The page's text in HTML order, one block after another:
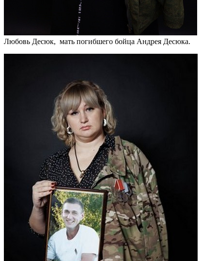
Любовь Десюк, мать погибшего бойца Андрея Десюка.